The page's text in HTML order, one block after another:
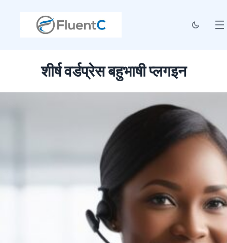
शीर्ष वर्डप्रेस बहुभाषी प्लगइन